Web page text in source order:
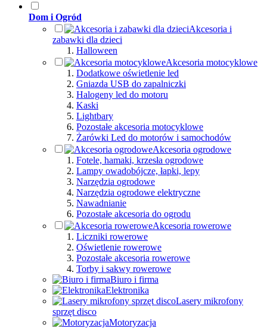
Dom i Ogród
Akcesoria i
zabawki dla dzieci
Halloween
Akcesoria motocyklowe
Dodatkowe oświetlenie led
Gniazda USB do zapalniczki
Halogeny led do motoru
Kaski
Lightbary
Pozostałe akcesoria motocyklowe
Żarówki Led do motorów i samochodów
Akcesoria ogrodowe
Fotele, hamaki, krzesła ogrodowe
Lampy owadobójcze, łapki, lepy
Narzędzia ogrodowe
Narzędzia ogrodowe elektryczne
Nawadnianie
Pozostałe akcesoria do ogrodu
Akcesoria rowerowe
Liczniki rowerowe
Oświetlenie rowerowe
Pozostałe akcesoria rowerowe
Torby i sakwy rowerowe
Biuro i firma
Elektronika
Lasery mikrofony
sprzęt disco
Motoryzacja